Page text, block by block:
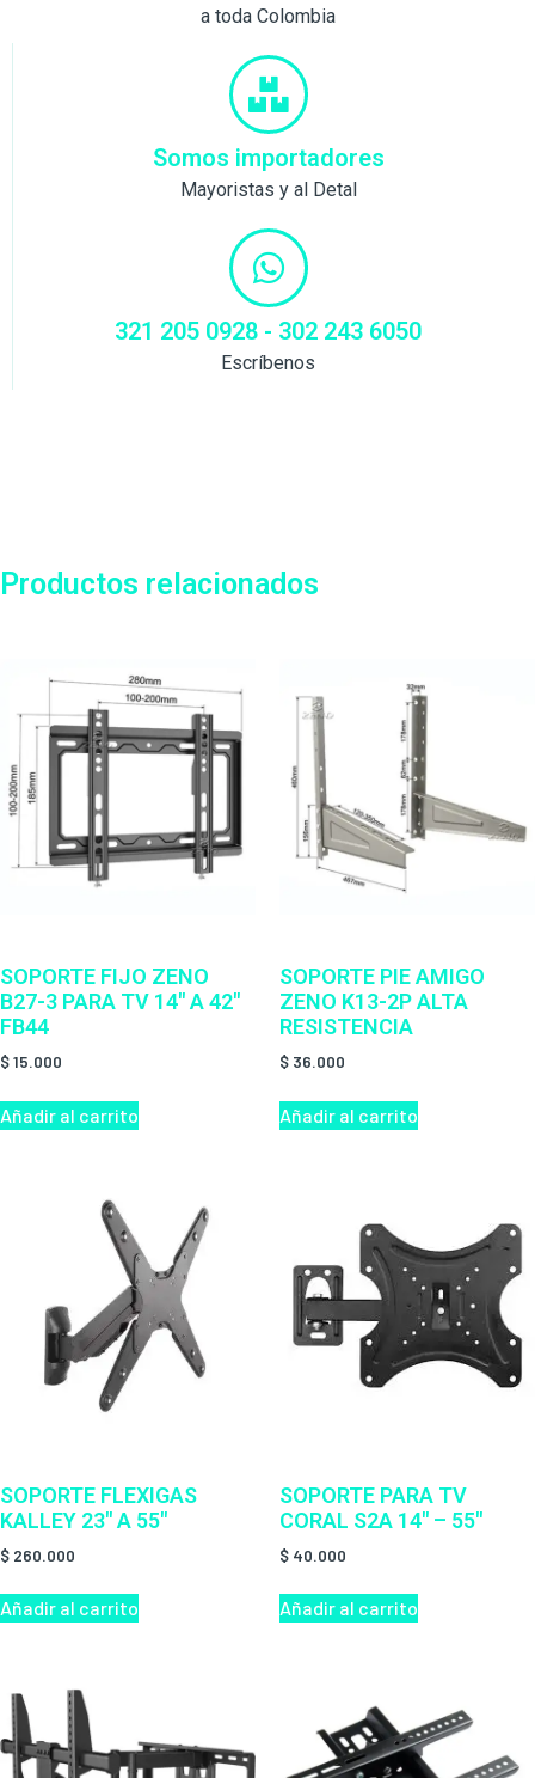
a toda Colombia
Somos importadores
Mayoristas y al Detal
321 205 0928 - 302 243 6050
Escríbenos
Productos relacionados
SOPORTE FIJO ZENO
B27-3 PARA TV 14″ A 42″
FB44
$15.000
Añadir al carrito
SOPORTE PIE AMIGO
ZENO K13-2P ALTA
RESISTENCIA
$ 36.000
Añadir al carrito
SOPORTE FLEXIGAS
KALLEY 23″ A 55″
$ 260.000
Añadir al carrito
SOPORTE PARA TV
CORAL S2A 14″ – 55″
$ 40.000
Añadir al carrito